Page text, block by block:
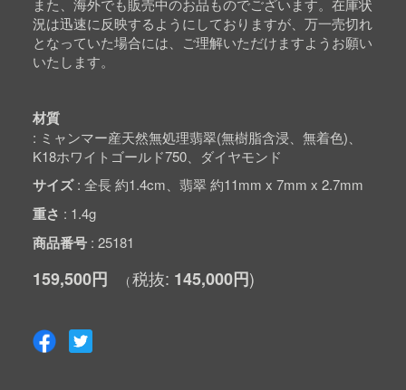
また、海外でも販売中のお品ものでございます。在庫状
況は迅速に反映するようにしておりますが、万一売切れ
となっていた場合には、ご理解いただけますようお願い
いたします。
材質
ミャンマー産天然無処理翡翠(無樹脂含浸、無着色)、
K18ホワイトゴールド750、ダイヤモンド
サイズ 全長 約1.4cm、翡翠 約11mm x 7mm x 2.7mm
重さ 1.4g
商品番号 25181
159,500円 145,000円